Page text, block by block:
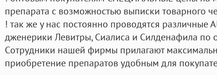
препарата с возможностью выписки товарного
! так же у нас постоянно проводятся
дженерики Левитры, Сиалиса и Силденафила по
Cотрудники нашей фирмы прилагают
приобретение препаратов удобным для